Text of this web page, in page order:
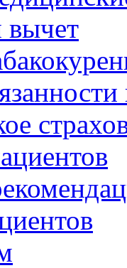
вычет